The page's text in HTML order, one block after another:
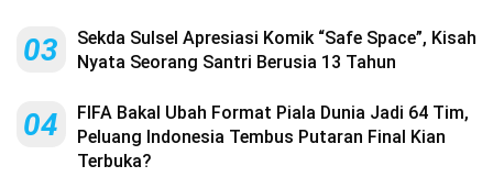
03
Sekda Sulsel Apresiasi Komik “Safe Space”, Kisah
Nyata Seorang Santri Berusia 13 Tahun
04
FIFA Bakal Ubah Format Piala Dunia Jadi 64 Tim,
Peluang Indonesia Tembus Putaran Final Kian
Terbuka?